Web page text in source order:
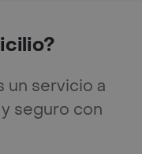
un servicio a
seguro con